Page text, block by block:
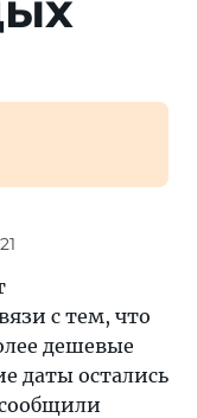
с тем, что
дешевые
даты остались